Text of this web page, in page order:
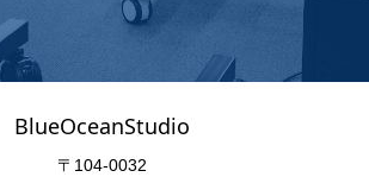
BlueOceanStudio
〒104-0032